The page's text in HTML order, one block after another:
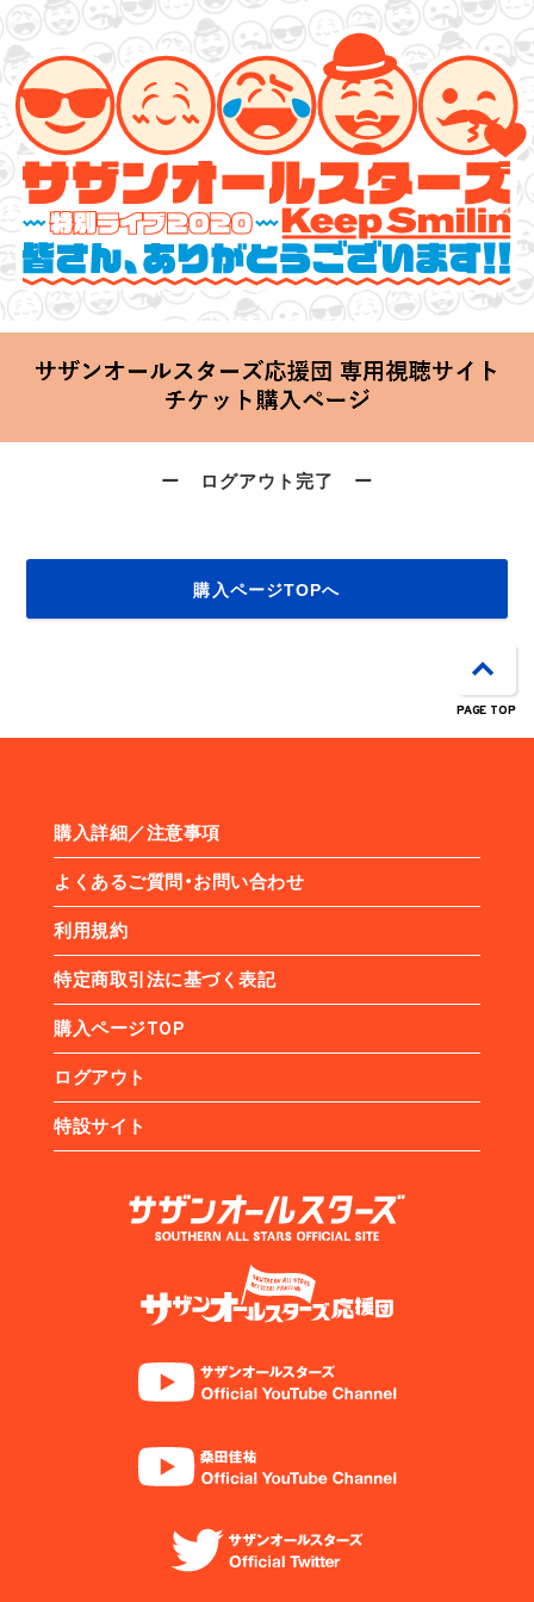
サザンオールスターズ 特別ライブ 2020
「Keep Smilin’～皆さん、ありがとうございます!!～」
2020.06.25 Thu 20:00 Start at 横浜アリーナ
ー ログアウト完了 ー
購入ページTOPへ
購入詳細／注意事項
よくあるご質問・お問い合わせ
利用規約
特定商取引法に基づく表記
購入ページTOP
ログアウト
特設サイト
PAGE TOP